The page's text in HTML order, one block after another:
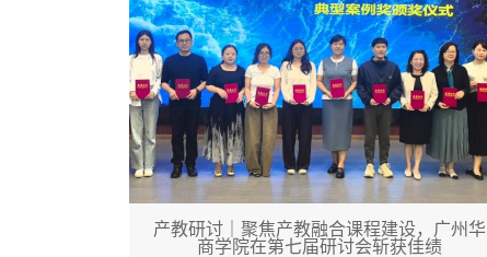
产教研讨｜聚焦产教融合课程建设，广州华
商学院在第七届研讨会斩获佳绩